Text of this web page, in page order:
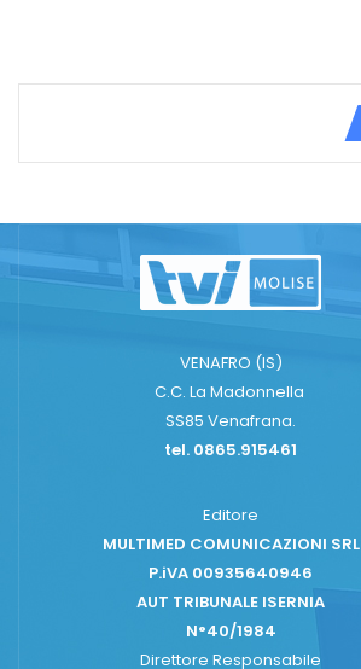
VENAFRO (IS)
C.C. La Madonnella
SS85 Venafrana.
tel. 0865.915461
Editore
MULTIMED COMUNICAZIONI SRL
P.iVA 00935640946
AUT TRIBUNALE ISERNIA
N°40/1984
Direttore Responsabile